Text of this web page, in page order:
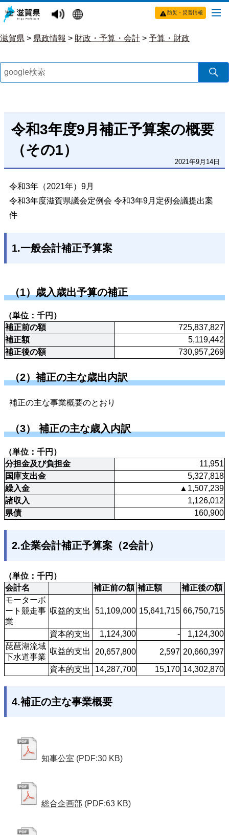
防災・災害情報
滋賀県 > 県政情報 > 財政・予算・会計 > 予算・財政
令和3年度9月補正予算案の概要
（その1）
2021年9月14日
令和3年（2021年）9月
令和3年度滋賀県議会定例会 令和3年9月定例会議提出案
件
1.一般会計補正予算案
（1）歳入歳出予算の補正
（単位：千円）
補正前の額
725,837,827
補正額
5,119,442
補正後の額
730,957,269
（2）補正の主な歳出内訳
補正の主な事業概要のとおり
（3） 補正の主な歳入内訳
（単位：千円）
分担金及び負担金
11,951
国庫支出金
5,327,818
繰入金
▲1,507,239
諸収入
1,126,012
県債
160,900
2.企業会計補正予算案（2会計）
（単位：千円）
会計名
補正前の額 補正額
補正後の額
モーターボ
ート競走事
業
収益的支出 51,109,000 15,641,715 66,750,715
資本的支出 1,124,300 -
1,124,300
琵琶湖流域
下水道事業
収益的支出 20,657,800 2,597 20,660,397
資本的支出
14,287,700 15,170 14,302,870
4.補正の主な事業概要
知事公室 (PDF:30 KB)
総合企画部 (PDF:63 KB)